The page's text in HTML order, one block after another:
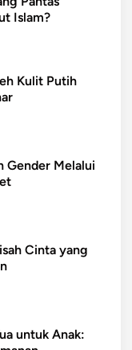
Islam?
Kulit Putih
Gender Melalui
Cinta yang
untuk Anak: